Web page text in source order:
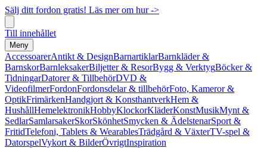
Sälj ditt fordon gratis! Läs mer om hur ->
Till innehållet
Meny
AccessoarerAntikt & DesignBarnartiklarBarnkläder &
BarnskorBarnleksakerBiljetter & ResorBygg & VerktygBöcker &
TidningarDatorer & TillbehörDVD &
VideofilmerFordonFordonsdelar & tillbehörFoto, Kameror &
OptikFrimärkenHandgjort & KonsthantverkHem &
HushållHemelektronikHobbyKlockorKläderKonstMusikMynt &
SedlarSamlarsakerSkorSkönhetSmycken & ÄdelstenarSport &
FritidTelefoni, Tablets & WearablesTrädgård & VäxterTV-spel &
DatorspelVykort & BilderÖvrigtInspiration